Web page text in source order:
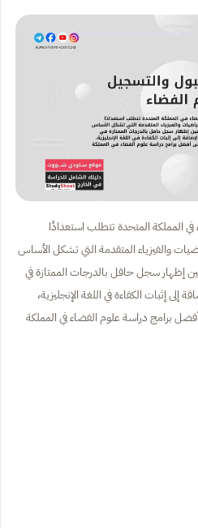
المملكة المتحدة تتطلب استعدادًا
والفيزياء المتقدمة التي تشكل الأساس
سجل حافل بالدرجات الممتازة في
إلى إثبات الكفاءة في اللغة الإنجليزية،
برامج دراسة علوم الفضاء في المملكة